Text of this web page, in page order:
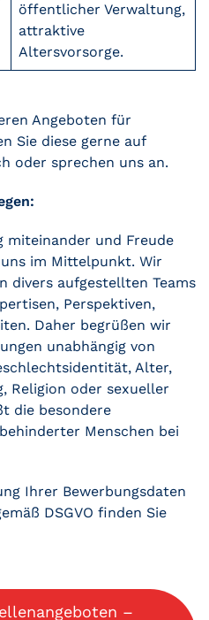
öffentlicher Verwaltung,
attraktive
Altersvorsorge.
Angeboten für
Sie diese gerne auf
oder sprechen uns an.
miteinander und Freude
im Mittelpunkt. Wir
divers aufgestellten Teams
Perspektiven,
Daher begrüßen wir
unabhängig von
Alter,
Religion oder sexueller
die besondere
Menschen bei
Ihrer Bewerbungsdaten
DSGVO finden Sie
–